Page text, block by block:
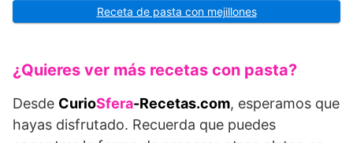
Receta de pasta con mejillones
¿Quieres ver más recetas con pasta?
Desde CurioSfera-Recetas.com, esperamos que
hayas disfrutado. Recuerda que puedes